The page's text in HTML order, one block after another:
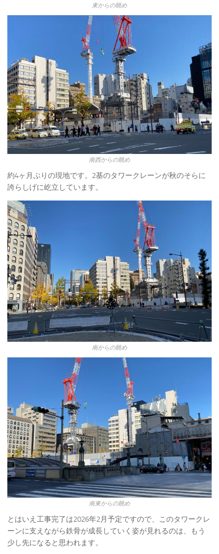
東からの眺め
南西からの眺め
約4ヶ月ぶりの現地です。2基のタワークレーンが秋のそらに
誇らしげに屹立しています。
南からの眺め
南東からの眺め
とはいえ工事完了は2026年2月予定ですので、このタワークレ
ーンに支えながら鉄骨が成長していく姿が見れるのは、もう
少し先になると思われます。